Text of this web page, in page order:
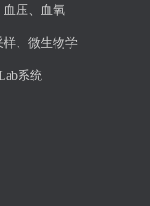
血压、血氧
样、微生物学
系统